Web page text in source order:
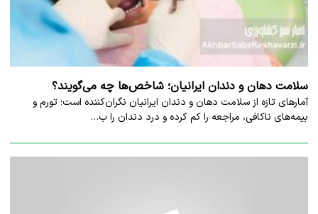
سلامت دهان و دندان ایرانیان؛ شاخص‌ها چه می‌گویند؟
آمارهای تازه از سلامت دهان و دندان ایرانیان نگران‌کننده است؛ تورم و
بیمه‌های ناکافی، مراجعه را کم کرده و درد دندان را ب…